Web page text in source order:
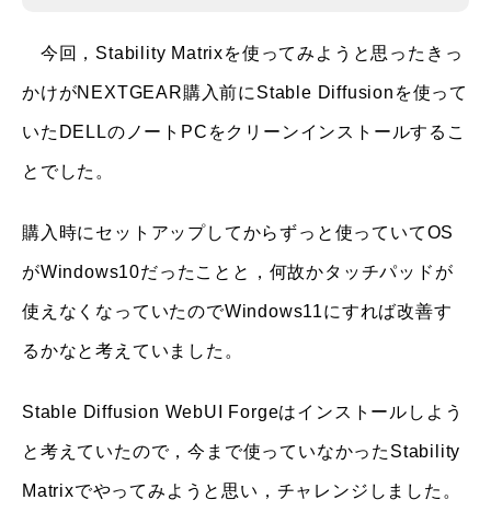
今回，Stability Matrixを使ってみようと思ったきっ
かけがNEXTGEAR購入前にStable Diffusionを使って
いたDELLのノートPCをクリーンインストールするこ
とでした。
購入時にセットアップしてからずっと使っていてOS
がWindows10だったことと，何故かタッチパッドが
使えなくなっていたのでWindows11にすれば改善す
るかなと考えていました。
Stable Diffusion WebUI Forgeはインストールしよう
と考えていたので，今まで使っていなかったStability
Matrixでやってみようと思い，チャレンジしました。